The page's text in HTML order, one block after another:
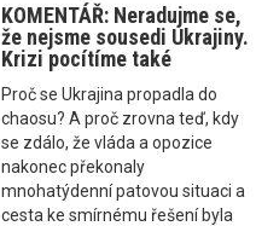
KOMENTÁŘ: Neradujme se,
že nejsme sousedi Ukrajiny.
Krizi pocítíme také
Proč se Ukrajina propadla do
chaosu? A proč zrovna teď, kdy
se zdálo, že vláda a opozice
nakonec překonaly
mnohatýdenní patovou situaci a
cesta ke smírnému řešení byla